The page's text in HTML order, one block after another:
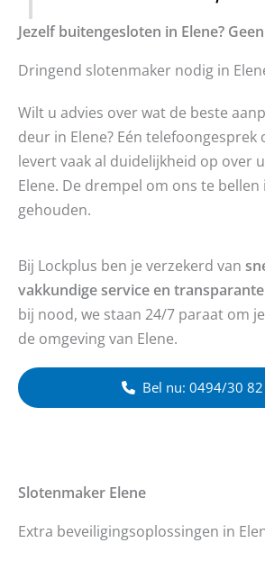
Jezelf buitengesloten in Elene?
Dringend slotenmaker nodig in
Wilt u advies over wat de beste
deur in Elene? Eén telefoongesprek
levert vaak al duidelijkheid op over
Elene. De drempel om ons te bellen
gehouden.
Bij Lockplus ben je verzekerd van
vakkundige service en
bij nood, we staan 24/7 paraat om
de omgeving van Elene.
Bel nu: 0494/30
Slotenmaker Elene
Extra beveiligingsoplossingen in